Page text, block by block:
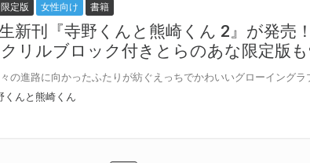
定版 女性向け 書籍
新刊『寺野くんと熊崎くん 2』が発売
リルブロック付きとらのあな限定版
くんと熊崎くん